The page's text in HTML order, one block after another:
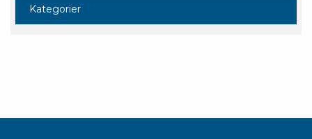
Kategorier